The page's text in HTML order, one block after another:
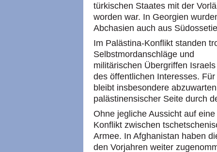
türkischen Staates mit der
worden war. In Georgien
Abchasien auch aus
Im Palästina-Konflikt standen
Selbstmordanschläge und
militärischen Übergriffen
des öffentlichen Interesses.
bleibt insbesondere
palästinensischer Seite durch
Ohne jegliche Aussicht auf
Konflikt zwischen
Armee. In Afghanistan haben
den Vorjahren weiter